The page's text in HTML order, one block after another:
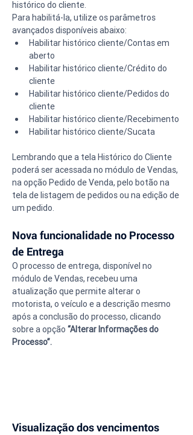
histórico do cliente.
Para habilitá-la, utilize os parâmetros
avançados disponíveis abaixo:
Habilitar histórico cliente/Contas em
aberto
Habilitar histórico cliente/Crédito do
cliente
Habilitar histórico cliente/Pedidos do
cliente
Habilitar histórico cliente/Recebimento
Habilitar histórico cliente/Sucata
Lembrando que a tela Histórico do Cliente
poderá ser acessada no módulo de Vendas,
na opção Pedido de Venda, pelo botão na
tela de listagem de pedidos ou na edição de
um pedido.
Nova funcionalidade no Processo
de Entrega
O processo de entrega, disponível no
módulo de Vendas, recebeu uma
atualização que permite alterar o
motorista, o veículo e a descrição mesmo
após a conclusão do processo, clicando
sobre a opção “Alterar Informações do
Processo”.
Visualização dos vencimentos